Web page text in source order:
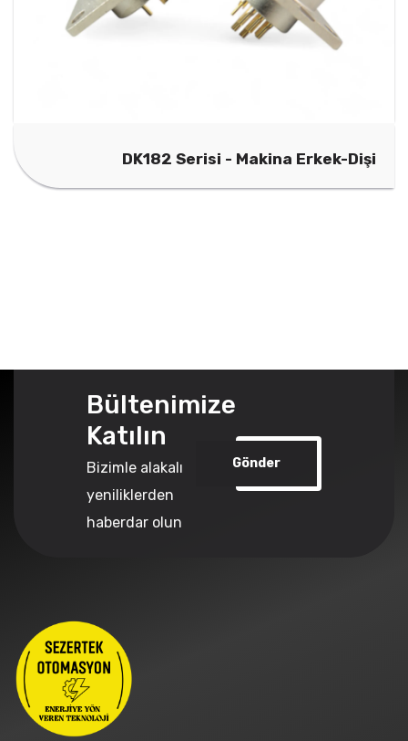
DK182 Serisi - Makina Erkek-Dişi
Bültenimize
Katılın
Bizimle alakalı
yeniliklerden
haberdar olun
Gönder